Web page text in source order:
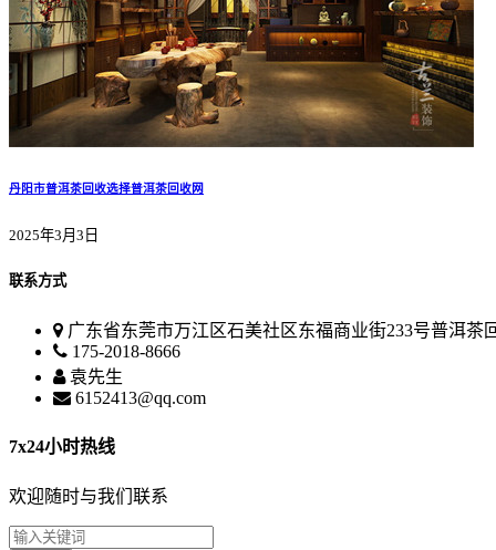
丹阳市普洱茶回收选择普洱茶回收网
2025年3月3日
联系方式
广东省东莞市万江区石美社区东福商业街233号普洱茶
175-2018-8666
袁先生
6152413@qq.com
7x24小时热线
欢迎随时与我们联系